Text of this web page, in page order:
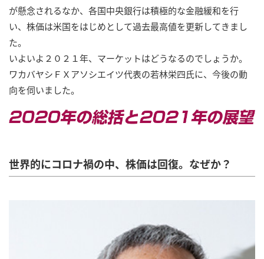
が懸念されるなか、各国中央銀行は積極的な金融緩和を行
い、株価は米国をはじめとして過去最高値を更新してきまし
た。
いよいよ２０２１年、マーケットはどうなるのでしょうか。
ワカバヤシＦＸアソシエイツ代表の若林栄四氏に、今後の動
向を伺いました。
世界的にコロナ禍の中、株価は回復。なぜか？